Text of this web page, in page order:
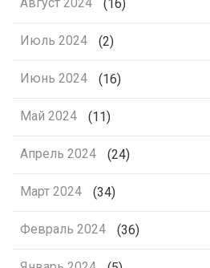
Август 2024 (16)
Июль 2024 (2)
Июнь 2024 (16)
Май 2024 (11)
Апрель 2024 (24)
Март 2024 (34)
Февраль 2024 (36)